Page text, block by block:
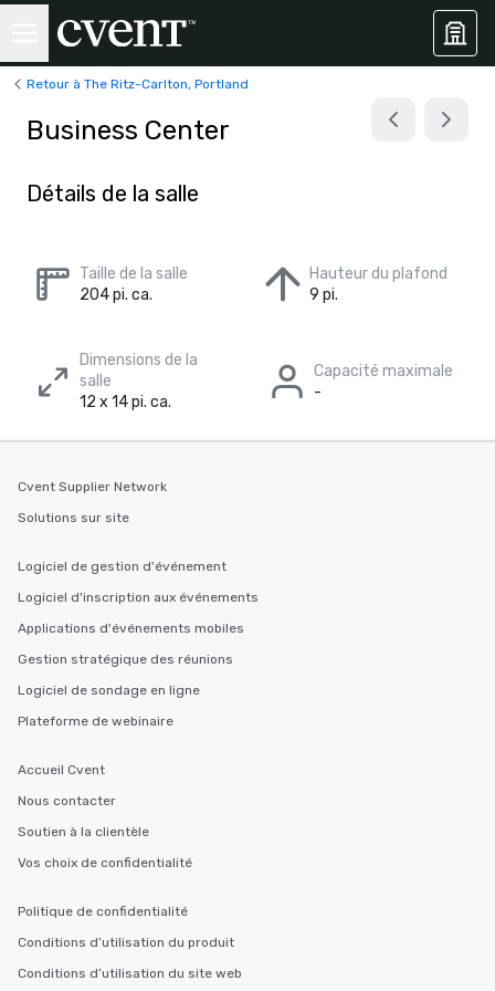
Retour à The Ritz-Carlton, Portland
Business Center
Détails de la salle
Taille de la salle
204 pi. ca.
Hauteur du plafond
9 pi.
Dimensions de la
salle
12 x 14 pi. ca.
Capacité maximale
-
Cvent Supplier Network
Solutions sur site
Logiciel de gestion d'événement
Logiciel d'inscription aux événements
Applications d'événements mobiles
Gestion stratégique des réunions
Logiciel de sondage en ligne
Plateforme de webinaire
Accueil Cvent
Nous contacter
Soutien à la clientèle
Vos choix de confidentialité
Politique de confidentialité
Conditions d’utilisation du produit
Conditions d’utilisation du site web